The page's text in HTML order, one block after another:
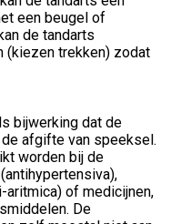
een beugel of
de tandarts
(kiezen trekken) zodat
bijwerking dat de
afgifte van speeksel.
worden bij de
of medicijnen,
De